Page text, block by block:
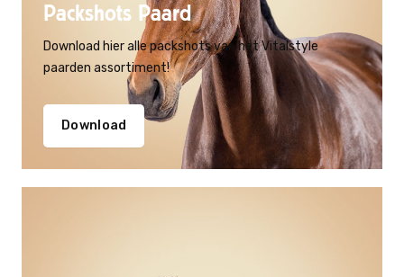
Packshots Paard
Download hier alle packshots van het Vitalstyle
paarden assortiment!
Download